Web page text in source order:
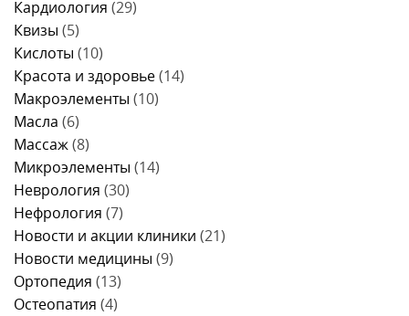
Кардиология (29)
Квизы (5)
Кислоты (10)
Красота и здоровье(14)
Макроэлементы (10)
Масла (6)
Массаж(8)
Микроэлементы (14)
Неврология (30)
Нефрология (7)
Новости и акции клиники (21)
Новости медицины (9)
Ортопедия (13)
Остеопатия (4)